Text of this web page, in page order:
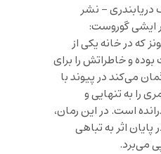
دریابندری – نشر
ایشی گوروست:
که در خانه یکی از
و خاطراتش را برای
می‌کند در پیوند با
را به تنهایی و
است. در این رمان،
اثر به تباهی
می‌برد.